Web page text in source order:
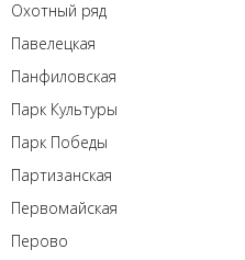
Охотный ряд
Павелецкая
Панфиловская
Парк Культуры
Парк Победы
Партизанская
Первомайская
Перово